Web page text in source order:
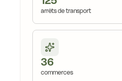
arrêts de transport
36
commerces